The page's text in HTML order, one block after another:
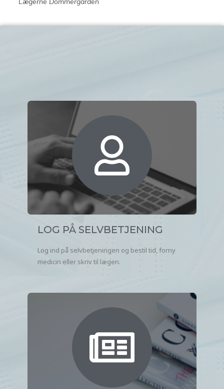
LOG PÅ SELVBETJENING
Log ind på selvbetjeningen og bestil tid, forny
medicin eller skriv til lægen.